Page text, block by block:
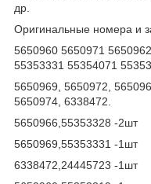
др.
Оригинальные номера и
5650960 5650971
55353331 55354071
5650969, 5650972,
5650974, 6338472.
5650966,55353328 -2шт
5650969,55353331 -1шт
6338472,24445723 -1шт